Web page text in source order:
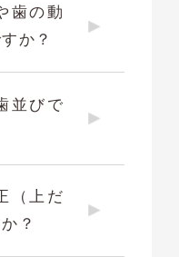
歯の動
か？
並びで
（上だ
？